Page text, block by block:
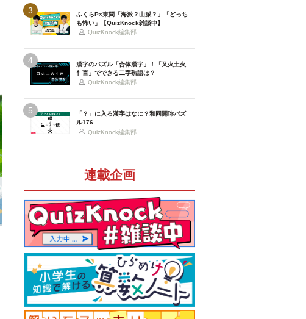
3
ふくらP×東問「海派？山派？」「どっち
も怖い」【QuizKnock雑談中】
QuizKnock編集部
4
漢字のパズル「合体漢字」！「又火土火
忄言」でできる二字熟語は？
QuizKnock編集部
5
「？」に入る漢字はなに？和同開珎パズ
ル176
QuizKnock編集部
連載企画